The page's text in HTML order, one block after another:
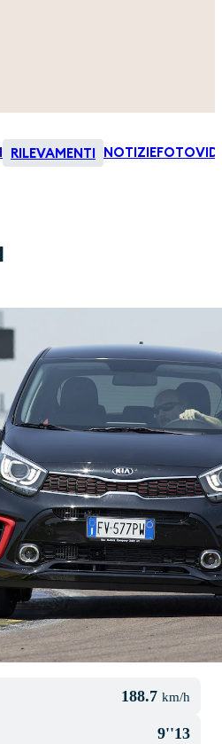
RILEVAMENTI NOTIZIE FOTO
188.7 km/h
9''13